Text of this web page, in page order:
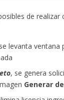
de realizar
levanta ventana
, se genera
Generar